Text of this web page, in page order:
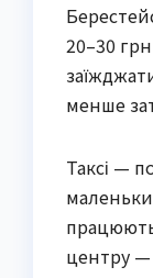
20–30
менше
Таксі —
центру —